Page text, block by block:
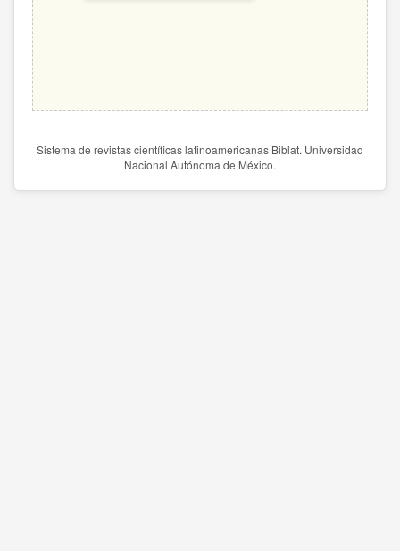
Sistema de revistas científicas latinoamericanas Biblat. Universidad
Nacional Autónoma de México.